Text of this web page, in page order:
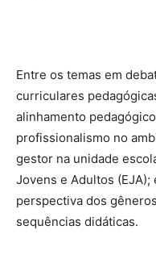
Entre os temas em
curriculares
alinhamento
profissionalismo no
gestor na unidade
Jovens e Adultos
perspectiva dos
sequências didáticas.